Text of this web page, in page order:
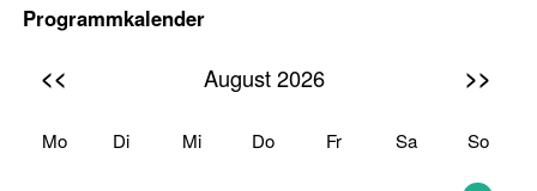
Programmkalender
<< August 2026 >>
Mo Di Mi Do Fr Sa So